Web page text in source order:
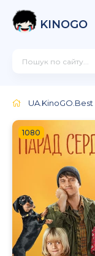
KINOGO
UA.KinoGO.Best
1080